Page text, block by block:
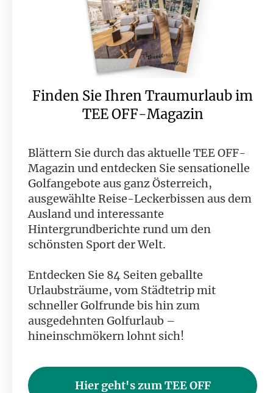
Finden Sie Ihren Traumurlaub im
TEE OFF-Magazin
Blättern Sie durch das aktuelle TEE OFF-
Magazin und entdecken Sie sensationelle
Golfangebote aus ganz Österreich,
ausgewählte Reise-Leckerbissen aus dem
Ausland und interessante
Hintergrundberichte rund um den
schönsten Sport der Welt.
Entdecken Sie 84 Seiten geballte
Urlaubsträume, vom Städtetrip mit
schneller Golfrunde bis hin zum
ausgedehnten Golfurlaub –
hineinschmökern lohnt sich!
Hier geht's zum TEE OFF